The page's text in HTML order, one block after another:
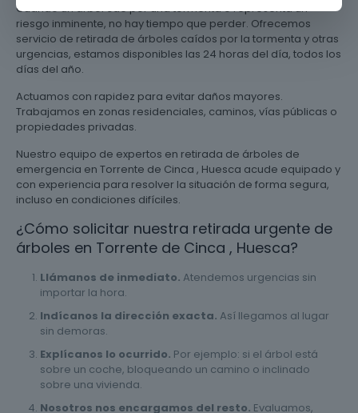
Cuando un árbol cae por una tormenta o representa un
riesgo inminente, no hay tiempo que perder. Ofrecemos
servicio de retirada de árboles caídos por la tormenta y otras
urgencias, estamos disponibles las 24 horas del día, todos los
días del año.
Actuamos con rapidez para evitar daños mayores.
Trabajamos en zonas residenciales, caminos, vías públicas o
propiedades privadas.
Nuestro equipo de expertos en retirada de árboles de
emergencia en Torrente de Cinca , Huesca acude equipado y
con experiencia para resolver la situación de forma segura,
incluso en condiciones difíciles.
¿Cómo solicitar nuestra retirada urgente de
árboles en Torrente de Cinca , Huesca?
Llámanos de inmediato. Atendemos urgencias sin
importar la hora.
Indícanos la dirección exacta. Así llegamos al lugar
sin demoras.
Explícanos lo ocurrido. Por ejemplo: si el árbol está
sobre un coche, bloqueando un camino o inclinado
sobre una vivienda.
Nosotros nos encargamos del resto. Evaluamos,